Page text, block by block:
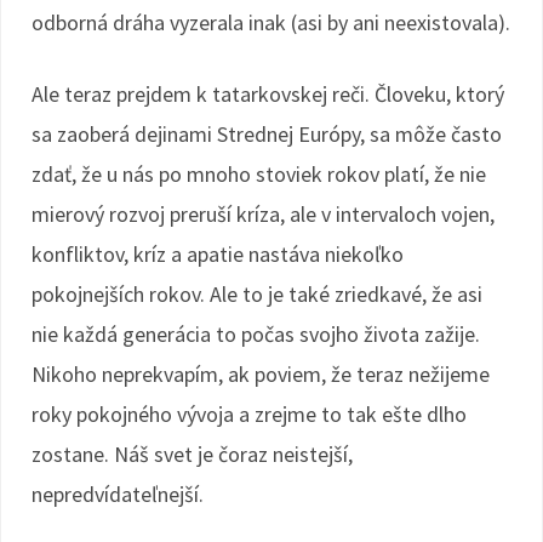
odborná dráha vyzerala inak (asi by ani neexistovala).
Ale teraz prejdem k tatarkovskej reči. Človeku, ktorý
sa zaoberá dejinami Strednej Európy, sa môže často
zdať, že u nás po mnoho stoviek rokov platí, že nie
mierový rozvoj preruší kríza, ale v intervaloch vojen,
konfliktov, kríz a apatie nastáva niekoľko
pokojnejších rokov. Ale to je také zriedkavé, že asi
nie každá generácia to počas svojho života zažije.
Nikoho neprekvapím, ak poviem, že teraz nežijeme
roky pokojného vývoja a zrejme to tak ešte dlho
zostane. Náš svet je čoraz neistejší,
nepredvídateľnejší.